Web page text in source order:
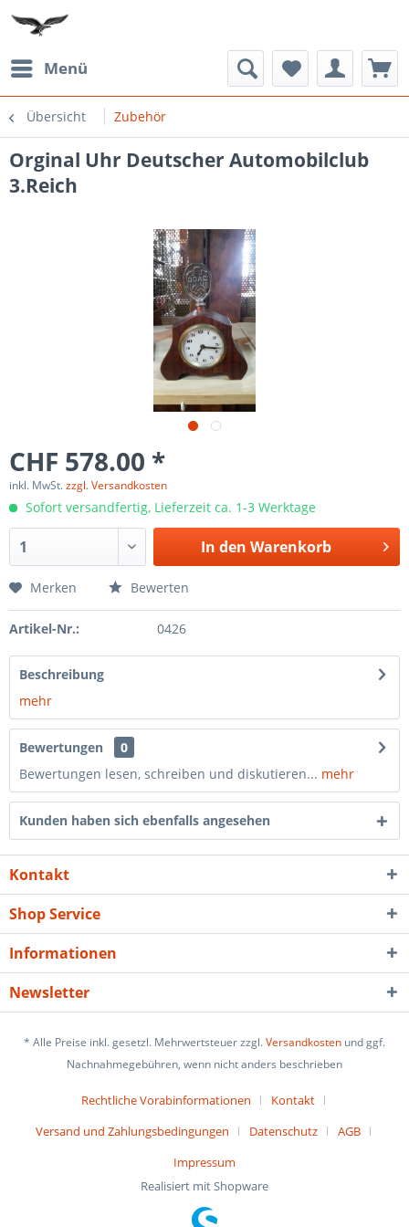
Menü
Übersicht Zubehör
Orginal Uhr Deutscher Automobilclub
3.Reich
CHF 578.00 *
inkl. MwSt.zzgl. Versandkosten
Sofort versandfertig, Lieferzeit ca. 1-3 Werktage
In den Warenkorb
Merken Bewerten
Artikel-Nr.: 0426
Beschreibung
mehr
Bewertungen
0
Bewertungen lesen, schreiben und diskutieren... mehr
Kunden haben sich ebenfalls angesehen
Kontakt
Shop Service
Informationen
Newsletter
* Alle Preise inkl. gesetzl. Mehrwertsteuer zzgl.Versandkosten und ggf.
Nachnahmegebühren, wenn nicht anders beschrieben
Rechtliche Vorabinformationen
Kontakt
Versand und Zahlungsbedingungen
Datenschutz
AGB
Impressum
Realisiert mit Shopware